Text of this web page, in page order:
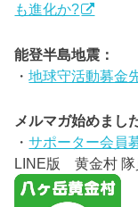
も進化か?
能登半島地震：
・地球守活動募金
メルマガ始めまし
・サポーター会員
LINE版 黄金村 隊